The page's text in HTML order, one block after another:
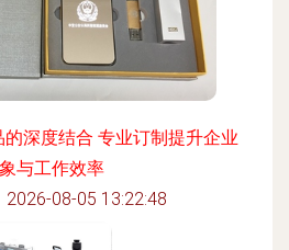
深度结合 专业订制提升企业
与工作效率
08-05 13:22:48